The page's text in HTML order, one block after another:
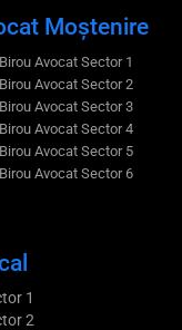
Moştenire
Avocat Sector 1
Avocat Sector 2
Avocat Sector 3
Avocat Sector 4
Avocat Sector 5
Avocat Sector 6
1
2